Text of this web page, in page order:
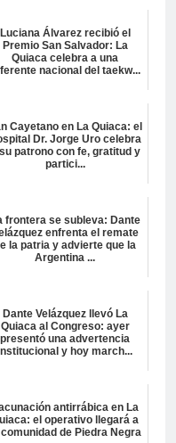
Luciana Álvarez recibió el
Premio San Salvador: La
Quiaca celebra a una
nacional del taekw...
Cayetano en La Quiaca: el
Dr. Jorge Uro celebra
patrono con fe, gratitud y
partici...
frontera se subleva: Dante
enfrenta el remate
la patria y advierte que la
Argentina ...
Dante Velázquez llevó La
Quiaca al Congreso: ayer
presentó una advertencia
y hoy march...
antirrábica en La
el operativo llegará a
de Piedra Negra